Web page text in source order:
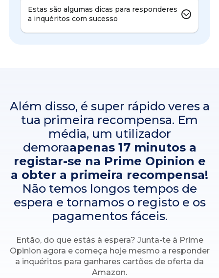
Estas são algumas dicas para responderes
a inquéritos com sucesso
Além disso, é super rápido veres a
tua primeira recompensa. Em
média, um utilizador
demoraapenas 17 minutos a
registar-se na Prime Opinion e
a obter a primeira recompensa!
Não temos longos tempos de
espera e tornamos o registo e os
pagamentos fáceis.
Então, do que estás à espera? Junta-te à Prime
Opinion agora e começa hoje mesmo a responder
a inquéritos para ganhares cartões de oferta da
Amazon.